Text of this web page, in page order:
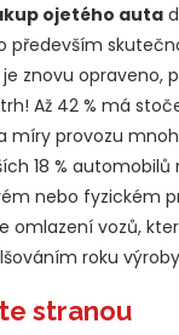
ojetého auta
především
znovu opraveno,
Až 42 % má
míry provozu
18 % automobilů
nebo fyzickém
omlazení vozů,
roku
stranou